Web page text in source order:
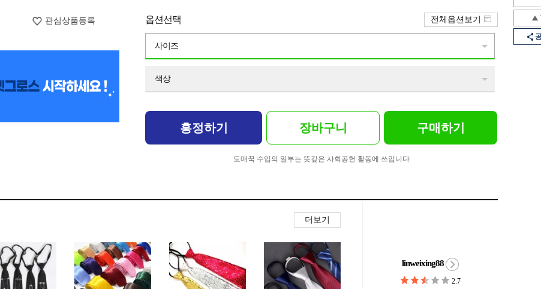
관심상품등록 옵션선택
사이즈
색상
전체옵션보기
흥정하기 장바구니 구매하기
도매꾹 수입의 일부는 뜻깊은 사회공헌 활동에 쓰입니다
더보기
linweixing88
2.7